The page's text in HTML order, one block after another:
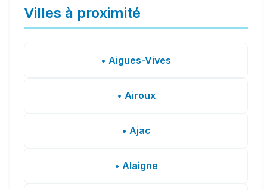
Villes à proximité
• Aigues-Vives
• Airoux
• Ajac
• Alaigne